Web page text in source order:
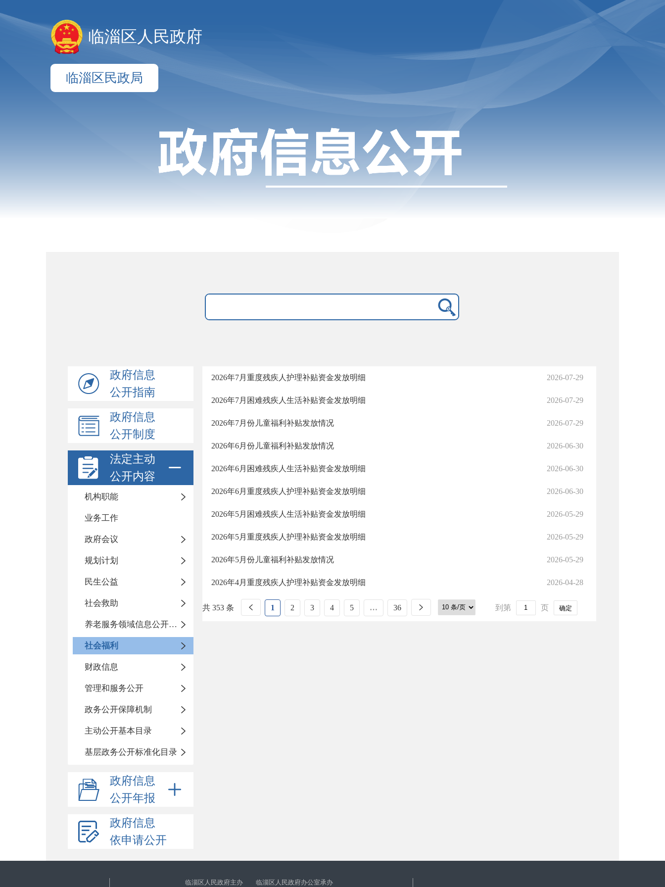
临淄区人民政府
临淄区民政局
政府信息
公开指南
政府信息
公开制度
法定主动
公开内容
机构职能
业务工作
政府会议
规划计划
民生公益
社会救助
养老服务领域信息公开专栏
社会福利
财政信息
管理和服务公开
政务公开保障机制
主动公开基本目录
基层政务公开标准化目录
政府信息
公开年报
政府信息
依申请公开
2026年7月重度残疾人护理补贴资金发放明细 2026-07-29
2026年7月困难残疾人生活补贴资金发放明细 2026-07-29
2026年7月份儿童福利补贴发放情况 2026-07-29
2026年6月份儿童福利补贴发放情况 2026-06-30
2026年6月困难残疾人生活补贴资金发放明细 2026-06-30
2026年6月重度残疾人护理补贴资金发放明细 2026-06-30
2026年5月困难残疾人生活补贴资金发放明细 2026-05-29
2026年5月重度残疾人护理补贴资金发放明细 2026-05-29
2026年5月份儿童福利补贴发放情况 2026-05-29
2026年4月重度残疾人护理补贴资金发放明细 2026-04-28
共 353 条 1 2 3 4 5 … 36 到第 页 确定
临淄区人民政府主办 临淄区人民政府办公室承办